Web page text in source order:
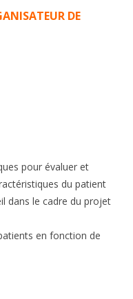
DE
pour évaluer et
du patient
dans le cadre du projet
en fonction de